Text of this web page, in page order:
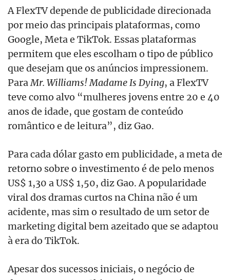
A FlexTV depende de publicidade direcionada
por meio das principais plataformas, como
Google, Meta e TikTok. Essas plataformas
permitem que eles escolham o tipo de público
que desejam que os anúncios impressionem.
ParaMr. Williams! Madame Is Dying, a FlexTV
teve como alvo “mulheres jovens entre 20 e 40
anos de idade, que gostam de conteúdo
romântico e de leitura”, diz Gao.
Para cada dólar gasto em publicidade, a meta de
retorno sobre o investimento é de pelo menos
US$ 1,30 a US$ 1,50, diz Gao. A popularidade
viral dos dramas curtos na China não é um
acidente, mas sim o resultado de um setor de
marketing digital bem azeitado que se adaptou
à era do TikTok.
Apesar dos sucessos iniciais, o negócio de